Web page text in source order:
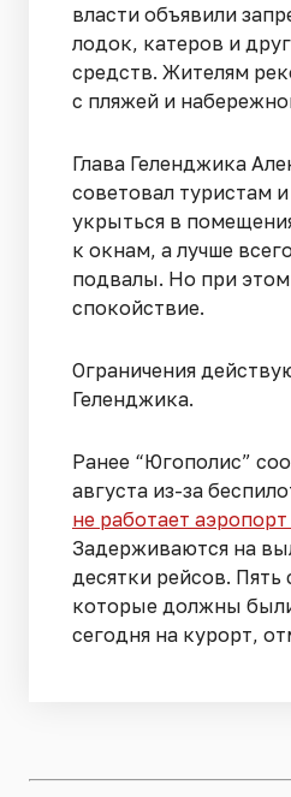
власти объявили
лодок, катеров и
средств. Жителям
с пляжей и
Глава Геленджика
советовал туристам
укрыться в
к окнам, а лучше
подвалы. Но при этом
спокойствие.
Ограничения
Геленджика.
Ранее “Югополис”
августа из-за
не работает
Задерживаются на
десятки рейсов. Пять
которые должны
сегодня на курорт,